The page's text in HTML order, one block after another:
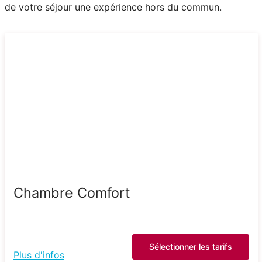
de votre séjour une expérience hors du commun.
Chambre Comfort
Plus d'infos
Sélectionner les tarifs